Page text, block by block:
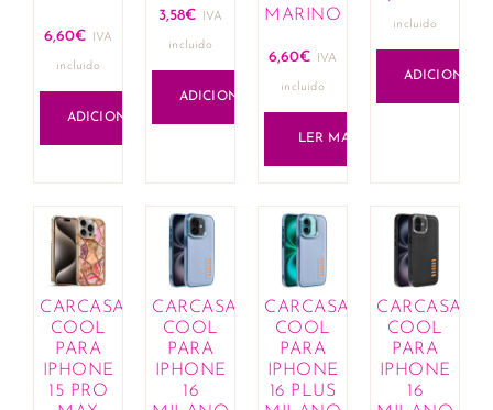
6,60€ IVA
incluido
ADICIONAR
3,58€ IVA
incluido
ADICIONAR
MARINO
6,60€ IVA
incluido
LER MAIS
incluido
ADICIONAR
CARCASA
COOL
PARA
IPHONE
15 PRO
CARCASA
COOL
PARA
IPHONE
16
CARCASA
COOL
PARA
IPHONE
16 PLUS
CARCASA
COOL
PARA
IPHONE
16